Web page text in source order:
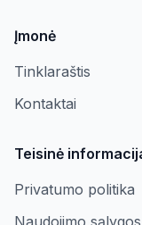
Įmonė
Tinklaraštis
Kontaktai
Teisinė
Privatumo politika
Naudojimo sąlygos